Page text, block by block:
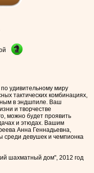
удивительному миру
тактических комбинациях,
в эндшпиле. Ваш
и творчестве
можно будет проявить
и этюдах. Вашим
Анна Геннадьевна,
девушек и чемпионка
шахматный дом", 2012 год